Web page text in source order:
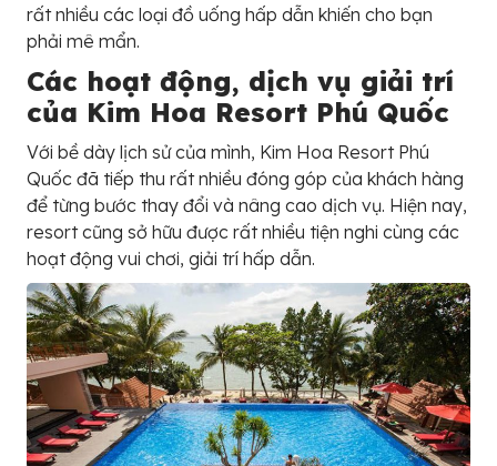
rất nhiều các loại đồ uống hấp dẫn khiến cho bạn
phải mê mẩn.
Các hoạt động, dịch vụ giải trí
của Kim Hoa Resort Phú Quốc
Với bề dày lịch sử của mình, Kim Hoa Resort Phú
Quốc đã tiếp thu rất nhiều đóng góp của khách hàng
để từng bước thay đổi và nâng cao dịch vụ. Hiện nay,
resort cũng sở hữu được rất nhiều tiện nghi cùng các
hoạt động vui chơi, giải trí hấp dẫn.